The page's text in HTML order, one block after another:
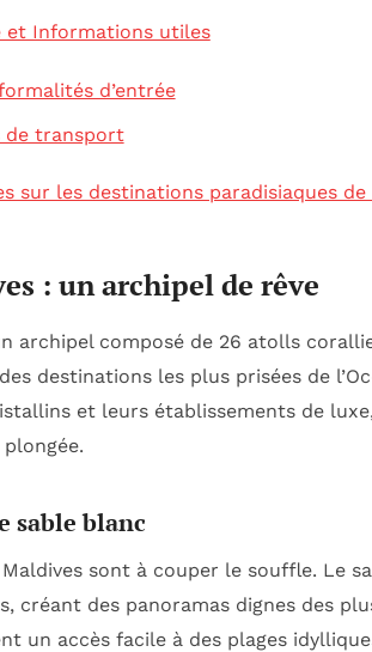
et Informations utiles
d’entrée
de transport
sur les destinations paradisiaques de
: un archipel de rêve
archipel composé de 26 atolls
destinations les plus prisées de
et leurs établissements de
sable blanc
Maldives sont à couper le souffle. Le
créant des panoramas dignes des
un accès facile à des plages